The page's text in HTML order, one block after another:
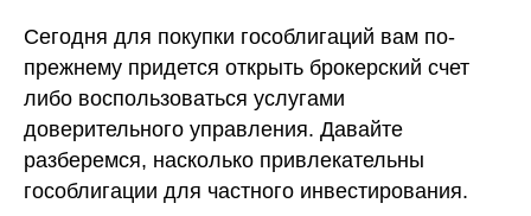
Сегодня для покупки гособлигаций вам по-
прежнему придется открыть брокерский счет
либо воспользоваться услугами
доверительного управления. Давайте
разберемся, насколько привлекательны
гособлигации для частного инвестирования.